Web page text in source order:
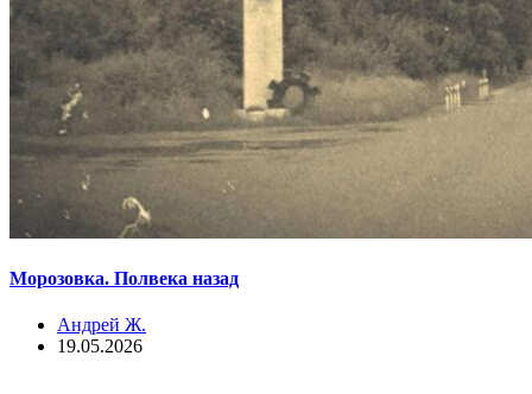
Морозовка. Полвека назад
Андрей Ж.
19.05.2026